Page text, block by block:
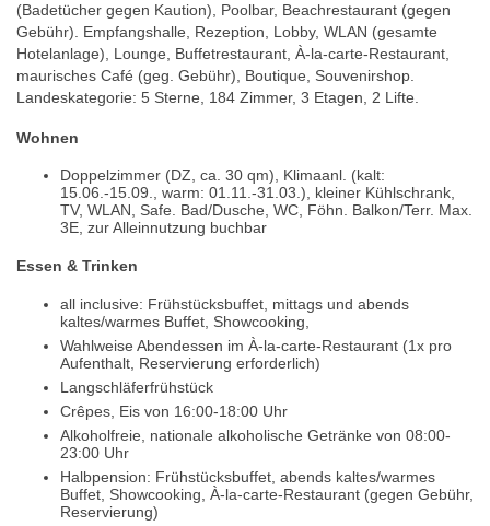
(Badetücher gegen Kaution), Poolbar, Beachrestaurant (gegen
Gebühr). Empfangshalle, Rezeption, Lobby, WLAN (gesamte
Hotelanlage), Lounge, Buffetrestaurant, À-la-carte-Restaurant,
maurisches Café (geg. Gebühr), Boutique, Souvenirshop.
Landeskategorie: 5 Sterne, 184 Zimmer, 3 Etagen, 2 Lifte.
Wohnen
Doppelzimmer (DZ, ca. 30 qm), Klimaanl. (kalt:
15.06.-15.09., warm: 01.11.-31.03.), kleiner Kühlschrank,
TV, WLAN, Safe. Bad/Dusche, WC, Föhn. Balkon/Terr. Max.
3E, zur Alleinnutzung buchbar
Essen & Trinken
all inclusive: Frühstücksbuffet, mittags und abends
kaltes/warmes Buffet, Showcooking,
Wahlweise Abendessen im À-la-carte-Restaurant (1x pro
Aufenthalt, Reservierung erforderlich)
Langschläferfrühstück
Crêpes, Eis von 16:00-18:00 Uhr
Alkoholfreie, nationale alkoholische Getränke von 08:00-
23:00 Uhr
Halbpension: Frühstücksbuffet, abends kaltes/warmes
Buffet, Showcooking, À-la-carte-Restaurant (gegen Gebühr,
Reservierung)